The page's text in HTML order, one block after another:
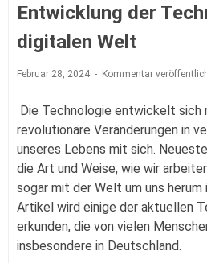
Entwicklung der
digitalen Welt
Februar 28, 2024 Kommentar
Die Technologie entwickelt sich
revolutionäre Veränderungen in
unseres Lebens mit sich.
die Art und Weise, wie wir
sogar mit der Welt um uns herum
Artikel wird einige der aktuellen
erkunden, die von vielen
insbesondere in Deutschland.